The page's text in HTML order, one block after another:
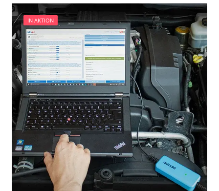
und Konfiguration
IN AKTION